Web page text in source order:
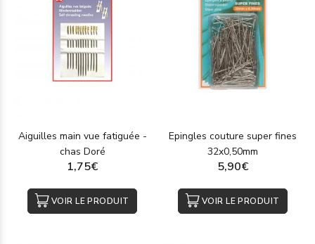
Aiguilles main vue fatiguée -
chas Doré
1,75€
VOIR LE PRODUIT
Epingles couture super fines
32x0,50mm
5,90€
VOIR LE PRODUIT